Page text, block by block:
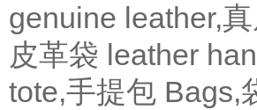
genuine leather,
皮革袋 leather
tote,手提包 Bags,